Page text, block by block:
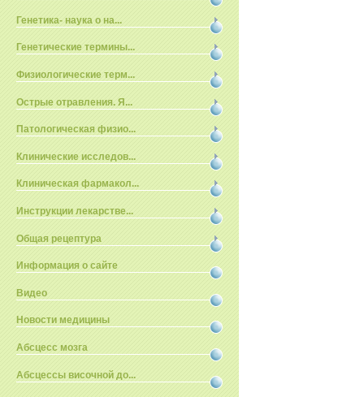
Генетика- наука о на...
Генетические термины...
Физиологические терм...
Острые отравления. Я...
Патологическая физио...
Клинические исследов...
Клиническая фармакол...
Инструкции лекарстве...
Общая рецептура
Информация о сайте
Видео
Новости медицины
Абсцесс мозга
Абсцессы височной до...